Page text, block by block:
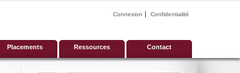
Connexion Confidentialité
Placements Ressources Contact